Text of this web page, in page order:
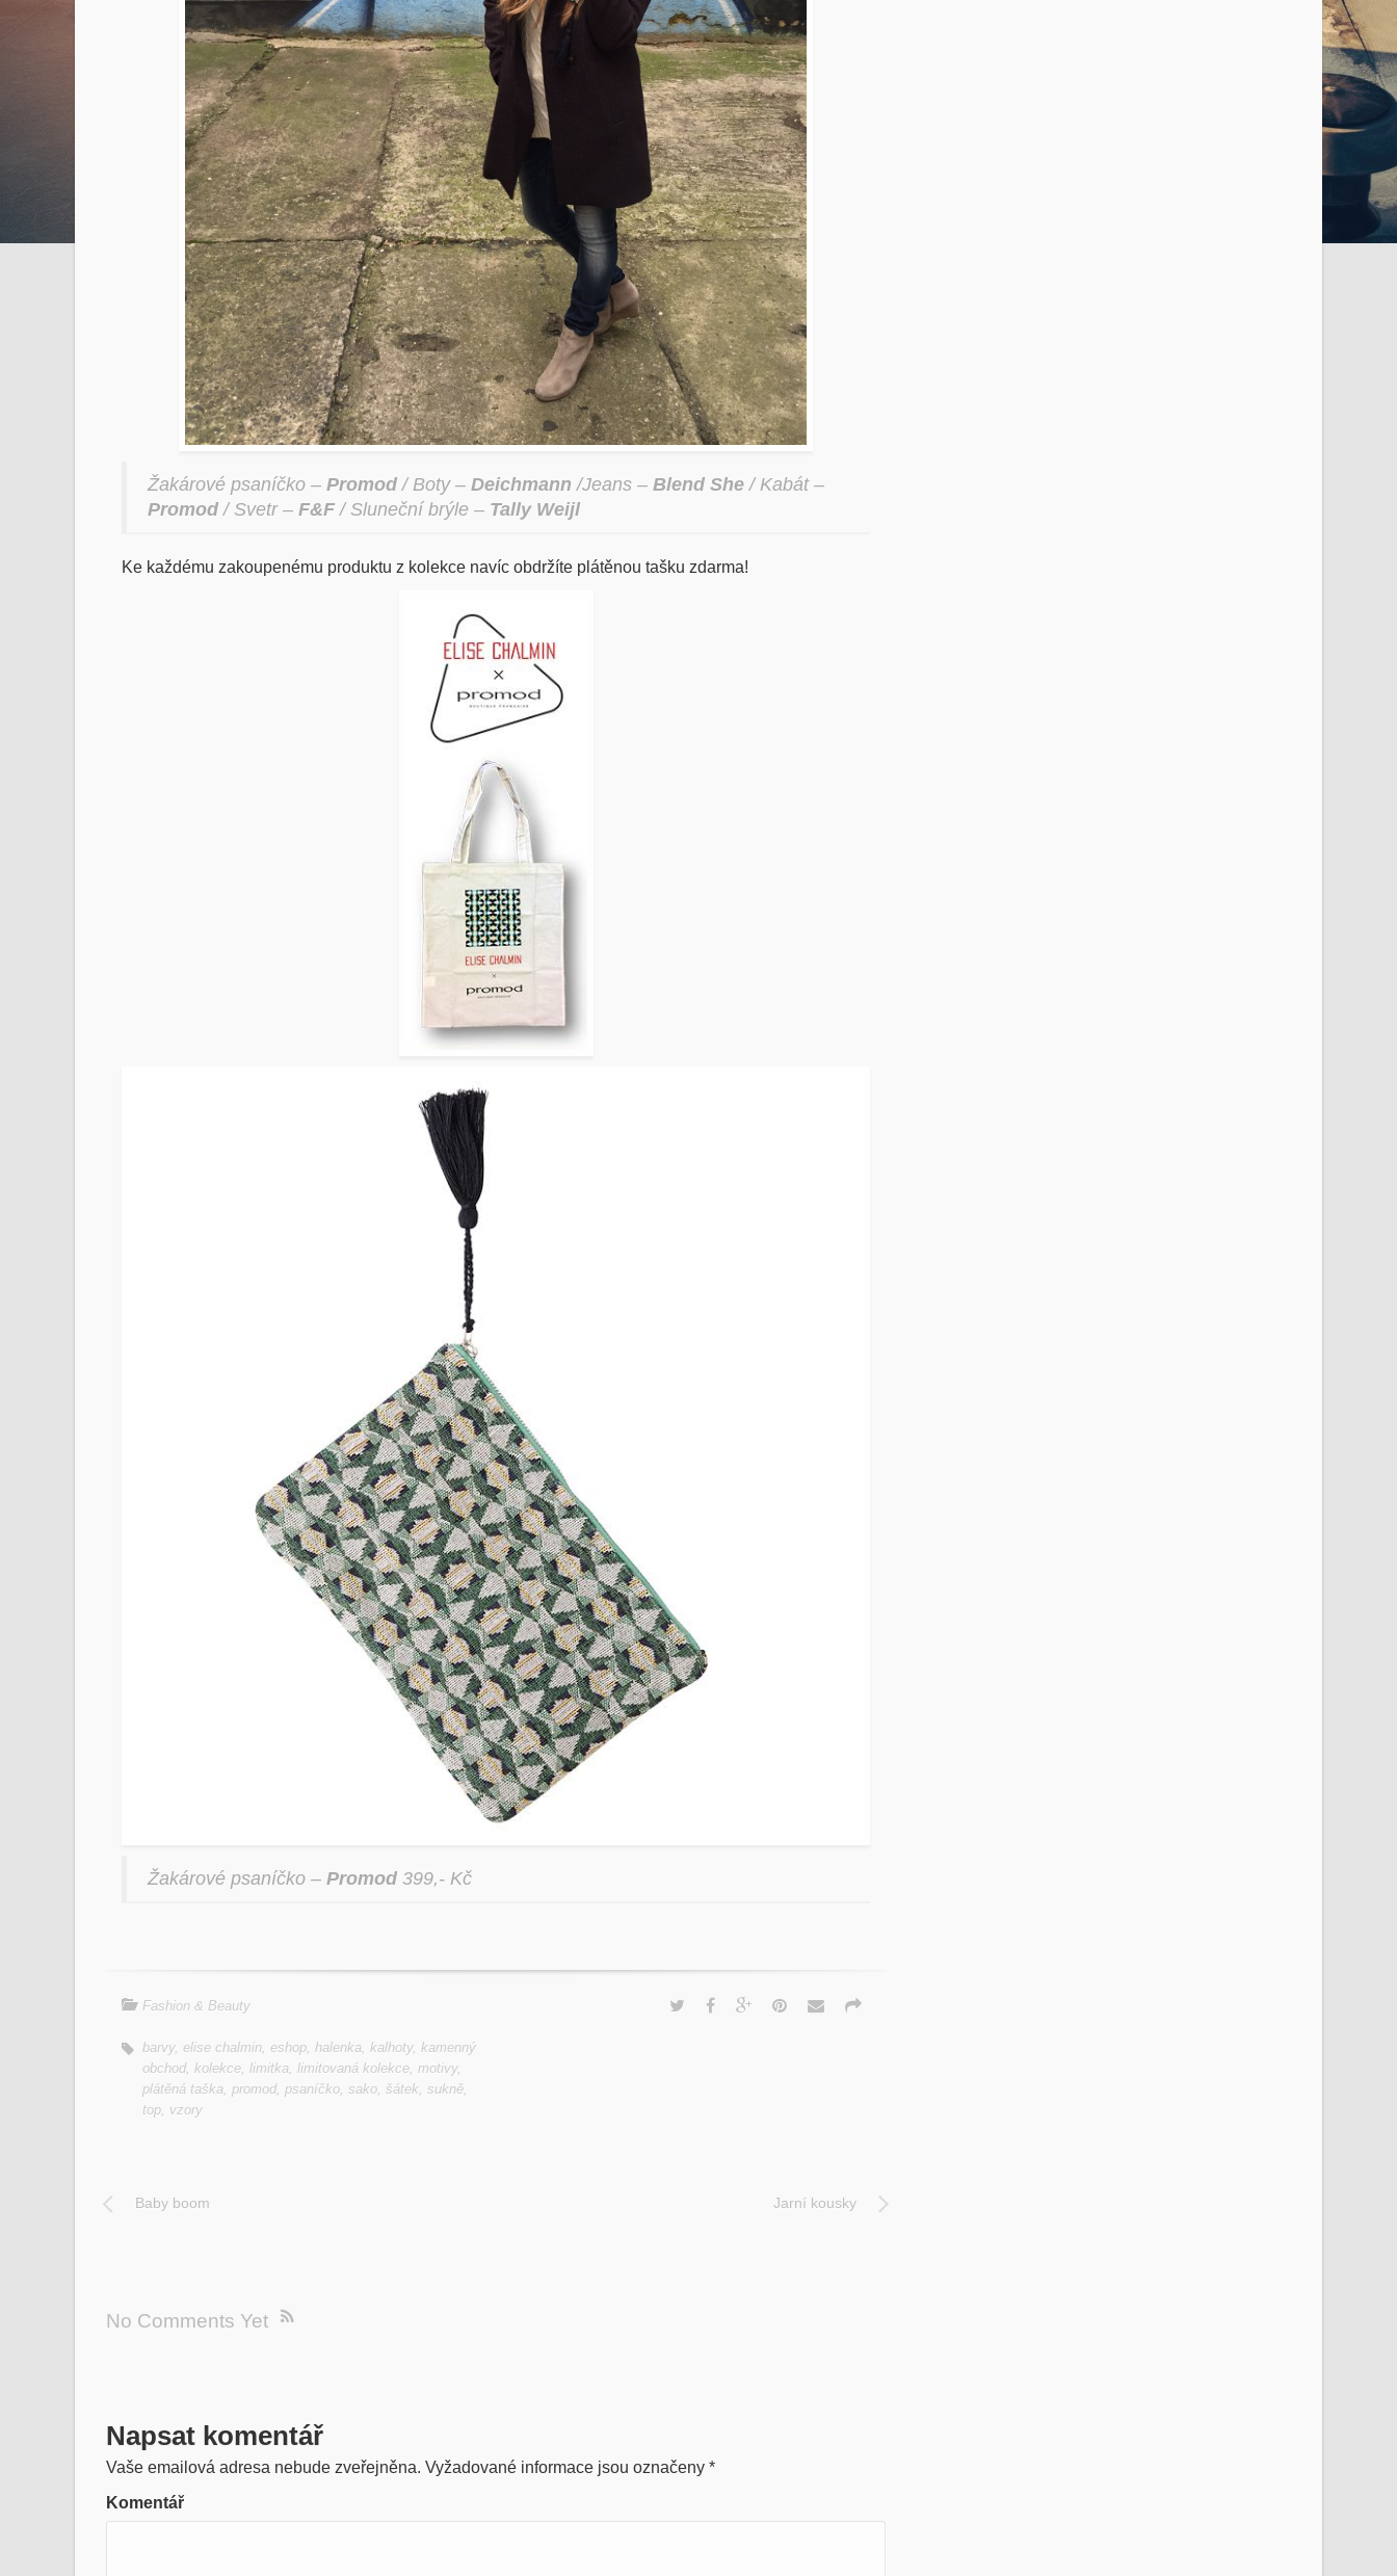
Žakárové psaníčko – Promod / Boty – Deichmann /Jeans – Blend She / Kabát –
Promod / Svetr – F&F / Sluneční brýle – Tally Weijl
Ke každému zakoupenému produktu z kolekce navíc obdržíte plátěnou tašku zdarma!
Žakárové psaníčko – Promod 399,- Kč
Fashion & Beauty
barvy, elise chalmin, eshop, halenka, kalhoty, kamenný
obchod, kolekce, limitka, limitovaná kolekce, motivy,
plátěná taška, promod, psaníčko, sako, šátek, sukně,
top, vzory
Baby boom Jarní kousky
No Comments Yet
Napsat komentář
Vaše emailová adresa nebude zveřejněna. Vyžadované informace jsou označeny *
Komentář